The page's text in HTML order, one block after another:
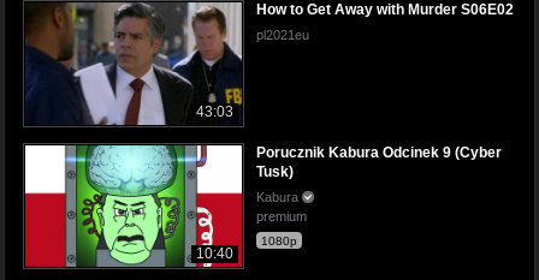
43:03
How to Get Away with Murder S06E02
pl2021eu
10:40
Porucznik Kabura Odcinek 9 (Cyber
Tusk)
Kabura
premium
1080p